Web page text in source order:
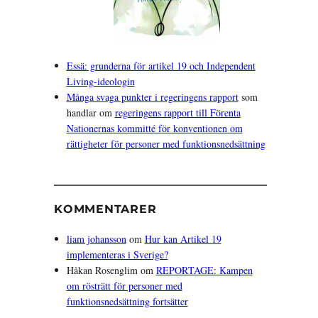
Essä: grunderna för artikel 19 och Independent
Living-ideologin
Många svaga punkter i regeringens rapportsom
handlar om regeringens rapport till Förenta
Nationernas kommitté för konventionen om
rättigheter för personer med funktionsnedsättning
KOMMENTARER
liam johanssonom Hur kan Artikel 19
implementeras i Sverige?
Håkan Rosenglimom REPORTAGE: Kampen
om rösträtt för personer med
funktionsnedsättning fortsätter